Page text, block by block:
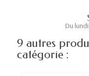
Du
9 autres
catégorie :